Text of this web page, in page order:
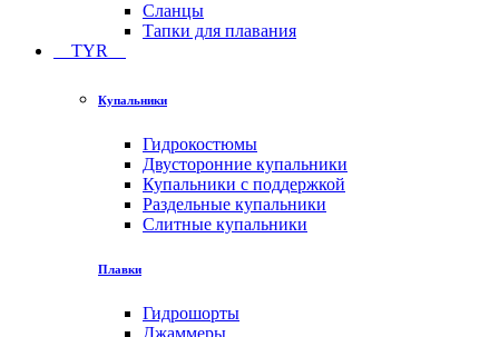
Сланцы
Тапки для плавания
TYR
Купальники
Гидрокостюмы
Двусторонние купальники
Купальники с поддержкой
Раздельные купальники
Слитные купальники
Плавки
Гидрошорты